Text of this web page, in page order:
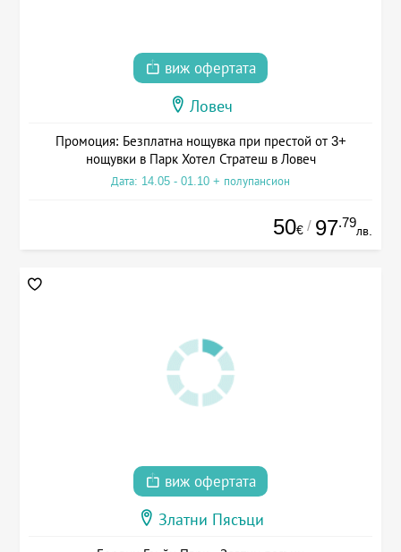
виж офертата
Ловеч
Промоция: Безплатна нощувка при престой от 3+
нощувки в Парк Хотел Стратеш в Ловеч
Дата: 14.05 - 01.10 + полупансион
50€ / 97.79
лв.
виж офертата
Златни Пясъци